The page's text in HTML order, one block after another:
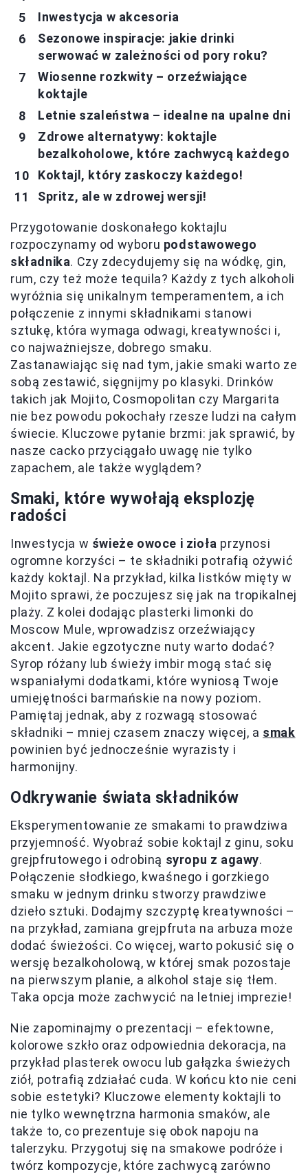
Inwestycja w akcesoria
Sezonowe inspiracje: jakie drinki
serwować w zależności od pory roku?
Wiosenne rozkwity – orzeźwiające
koktajle
Letnie szaleństwa – idealne na upalne dni
Zdrowe alternatywy: koktajle
bezalkoholowe, które zachwycą każdego
Koktajl, który zaskoczy każdego!
Spritz, ale w zdrowej wersji!
Przygotowanie doskonałego koktajlu
rozpoczynamy od wyboru podstawowego
składnika. Czy zdecydujemy się na wódkę, gin,
rum, czy też może tequila? Każdy z tych alkoholi
wyróżnia się unikalnym temperamentem, a ich
połączenie z innymi składnikami stanowi
sztukę, która wymaga odwagi, kreatywności i,
co najważniejsze, dobrego smaku.
Zastanawiając się nad tym, jakie smaki warto ze
sobą zestawić, sięgnijmy po klasyki. Drinków
takich jak Mojito, Cosmopolitan czy Margarita
nie bez powodu pokochały rzesze ludzi na całym
świecie. Kluczowe pytanie brzmi: jak sprawić, by
nasze cacko przyciągało uwagę nie tylko
zapachem, ale także wyglądem?
Smaki, które wywołają eksplozję
radości
Inwestycja w świeże owoce i zioła przynosi
ogromne korzyści – te składniki potrafią ożywić
każdy koktajl. Na przykład, kilka listków mięty w
Mojito sprawi, że poczujesz się jak na tropikalnej
plaży. Z kolei dodając plasterki limonki do
Moscow Mule, wprowadzisz orzeźwiający
akcent. Jakie egzotyczne nuty warto dodać?
Syrop różany lub świeży imbir mogą stać się
wspaniałymi dodatkami, które wyniosą Twoje
umiejętności barmańskie na nowy poziom.
Pamiętaj jednak, aby z rozwagą stosować
składniki – mniej czasem znaczy więcej, a smak
powinien być jednocześnie wyrazisty i
harmonijny.
Odkrywanie świata składników
Eksperymentowanie ze smakami to prawdziwa
przyjemność. Wyobraź sobie koktajl z ginu, soku
grejpfrutowego i odrobiną syropu z agawy.
Połączenie słodkiego, kwaśnego i gorzkiego
smaku w jednym drinku stworzy prawdziwe
dzieło sztuki. Dodajmy szczyptę kreatywności –
na przykład, zamiana grejpfruta na arbuza może
dodać świeżości. Co więcej, warto pokusić się o
wersję bezalkoholową, w której smak pozostaje
na pierwszym planie, a alkohol staje się tłem.
Taka opcja może zachwycić na letniej imprezie!
Nie zapominajmy o prezentacji – efektowne,
kolorowe szkło oraz odpowiednia dekoracja, na
przykład plasterek owocu lub gałązka świeżych
ziół, potrafią zdziałać cuda. W końcu kto nie ceni
sobie estetyki? Kluczowe elementy koktajli to
nie tylko wewnętrzna harmonia smaków, ale
także to, co prezentuje się obok napoju na
talerzyku. Przygotuj się na smakowe podróże i
twórz kompozycje, które zachwycą zarówno